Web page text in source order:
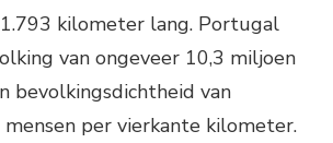
kilometer lang. Portugal
van ongeveer 10,3 miljoen
bevolkingsdichtheid van
per vierkante kilometer.